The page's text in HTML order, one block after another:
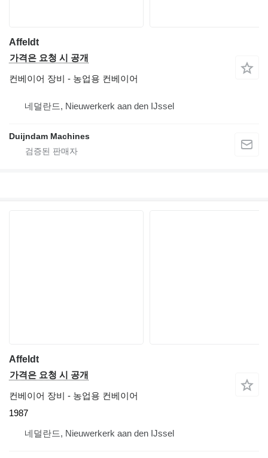
Affeldt
가격은 요청 시 공개
컨베이어 장비 - 농업용 컨베이어
네덜란드, Nieuwerkerk aan den IJssel
Duijndam Machines
Affeldt
가격은 요청 시 공개
컨베이어 장비 - 농업용 컨베이어
1987
네덜란드, Nieuwerkerk aan den IJssel